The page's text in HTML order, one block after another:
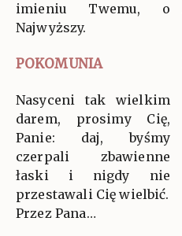
imieniu Twemu, o
Najwyższy.
POKOMUNIA
Nasyceni tak wielkim
darem, prosimy Cię,
Panie: daj, byśmy
czerpali zbawienne
łaski i nigdy nie
przestawali Cię wielbić.
Przez Pana…